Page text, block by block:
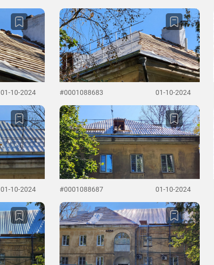
01-10-2024 #0001088683 01-10-2024
01-10-2024 #0001088687 01-10-2024